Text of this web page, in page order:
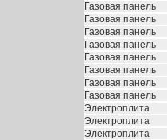
Газовая панель
Газовая панель
Газовая панель
Газовая панель
Газовая панель
Газовая панель
Газовая панель
Газовая панель
Электроплита
Электроплита
Электроплита